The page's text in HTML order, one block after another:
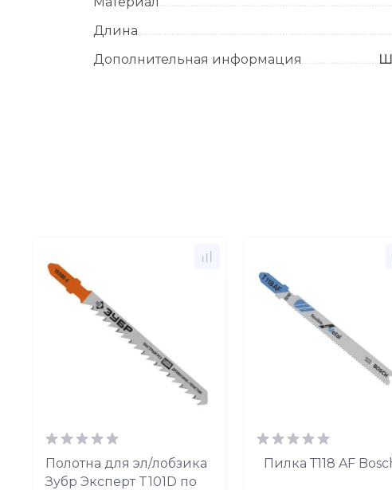
Длина
Дополнительная информация
Полотна для эл/лобзика
Зубр Эксперт T101D по
Пилка Т118 AF